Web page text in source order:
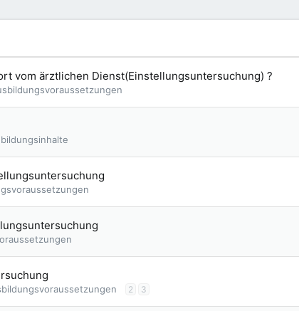
vom ärztlichen Dienst(Einstellungsuntersuchung) ?
2 3